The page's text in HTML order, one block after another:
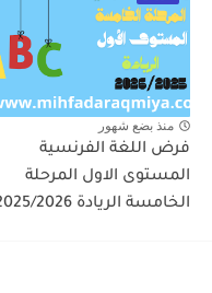
منذ بضع شهور
فرض اللغة الفرنسية
المستوى الاول المرحلة
الخامسة الريادة 2025/2026